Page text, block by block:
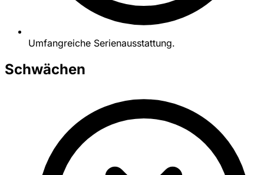
Umfangreiche Serienausstattung.
Schwächen